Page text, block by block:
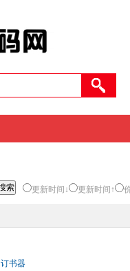
更新时间↓ 更新时间↑
订书器